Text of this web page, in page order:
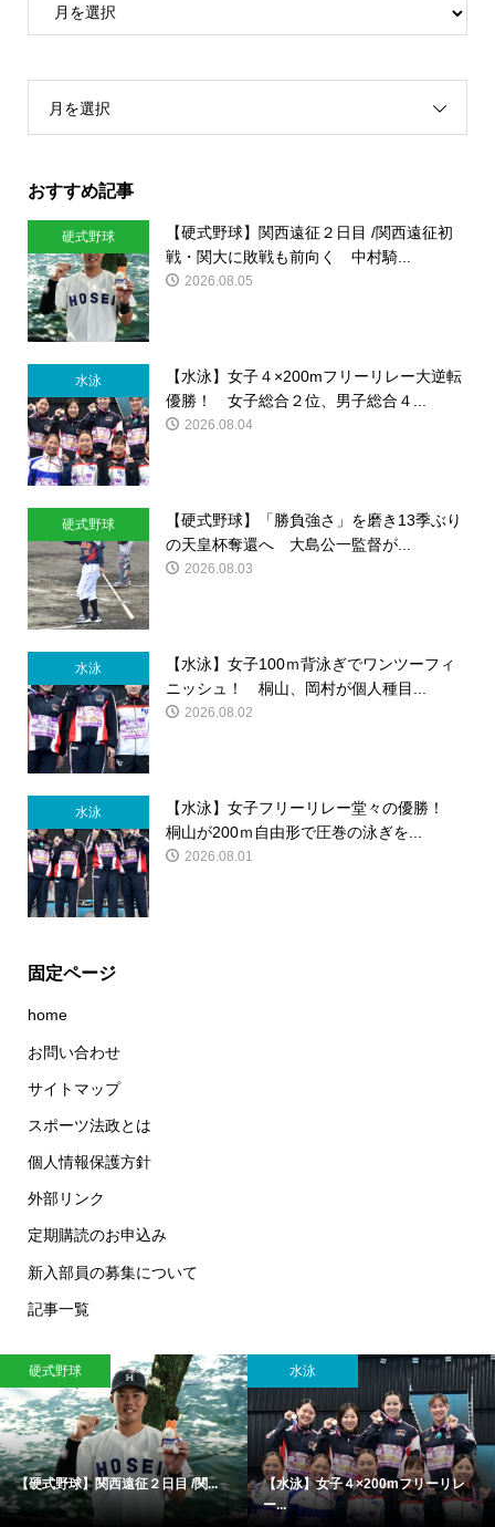
月を選択
おすすめ記事
硬式野球
【硬式野球】関西遠征２日目 /関西遠征初
戦・関大に敗戦も前向く 中村騎...
2026.08.05
水泳
【水泳】女子４×200mフリーリレー大逆転
優勝！ 女子総合２位、男子総合４...
2026.08.04
硬式野球
【硬式野球】「勝負強さ」を磨き13季ぶり
の天皇杯奪還へ 大島公一監督が...
2026.08.03
水泳
【水泳】女子100ｍ背泳ぎでワンツーフィ
ニッシュ！ 桐山、岡村が個人種目...
2026.08.02
水泳
【水泳】女子フリーリレー堂々の優勝！
桐山が200ｍ自由形で圧巻の泳ぎを...
2026.08.01
固定ページ
home
お問い合わせ
サイトマップ
スポーツ法政とは
個人情報保護方針
外部リンク
定期購読のお申込み
新入部員の募集について
記事一覧
硬式野球
【硬式野球】関西遠征２日目 /関...
水泳
【水泳】女子４×200mフリーリレ
ー...